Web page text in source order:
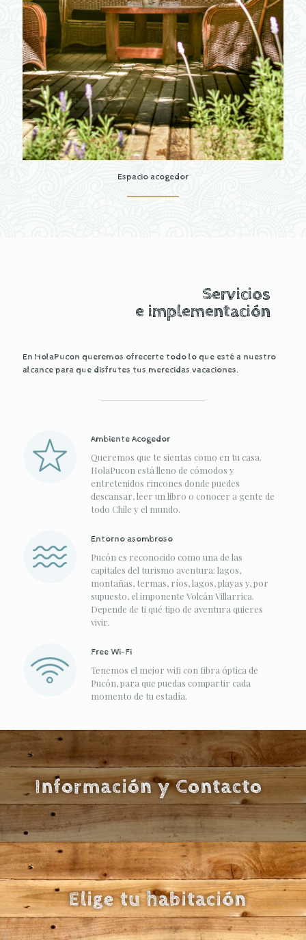
Espacio acogedor
Servicios
e implementación
En HolaPucon queremos ofrecerte todo lo que esté a nuestro
alcance para que disfrutes tus merecidas vacaciones.
Ambiente Acogedor
Queremos que te sientas como en tu casa.
HolaPucon está lleno de cómodos y
entretenidos rincones donde puedes
descansar, leer un libro o conocer a gente de
todo Chile y el mundo.
Entorno asombroso
Pucón es reconocido como una de las
capitales del turismo aventura: lagos,
montañas, termas, ríos, lagos, playas y, por
supuesto, el imponente Volcán Villarrica.
Depende de ti qué tipo de aventura quieres
vivir.
Free Wi-Fi
Tenemos el mejor wifi con fibra óptica de
Pucón, para que puedas compartir cada
momento de tu estadía.